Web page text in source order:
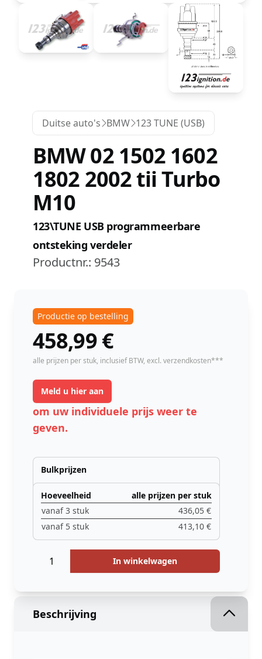
Duitse auto's BMW 123 TUNE (USB)
BMW 02 1502 1602
1802 2002 tii Turbo
M10
123\TUNE USB programmeerbare
ontsteking verdeler
Productnr.: 9543
Productie op bestelling
458,99
instock
€
alle prijzen per stuk, inclusief BTW, excl. verzendkosten***
Meld u hier aan
om uw individuele prijs weer te
geven.
Bulkprijzen
Hoeveelheid
alle prijzen per stuk
vanaf 3 stuk
436,05 €
vanaf 5 stuk
413,10 €
Hoeveelheid
In winkelwagen
Beschrijving